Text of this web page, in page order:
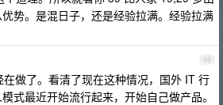
势。是混日子，还是经验拉满。经验拉满
98
在做了。看清了现在这种情况，国外 IT 行
式最近开始流行起来，开始自己做产品。